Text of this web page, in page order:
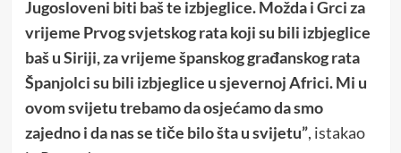
Jugosloveni biti baš te izbjeglice. Možda i Grci za
vrijeme Prvog svjetskog rata koji su bili izbjeglice
baš u Siriji, za vrijeme španskog građanskog rata
Španjolci su bili izbjeglice u sjevernoj Africi. Mi u
ovom svijetu trebamo da osjećamo da smo
zajedno i da nas se tiče bilo šta u svijetu”, istakao